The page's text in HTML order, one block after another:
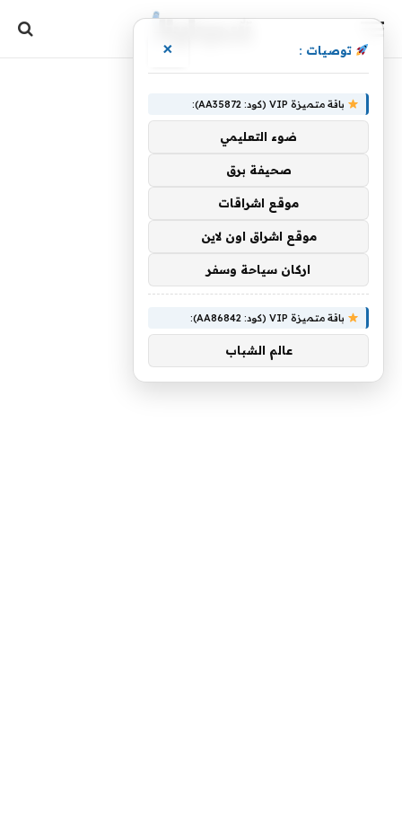
توصيات : ×
باقة متميزة VIP (كود: AA35872):
ضوء التعليمي
صحيفة برق
موقع اشراقات
موقع اشراق اون لاين
اركان سياحة وسفر
باقة متميزة VIP (كود: AA86842):
عالم الشباب